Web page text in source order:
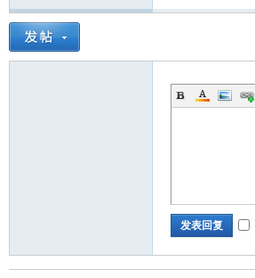
发表回复